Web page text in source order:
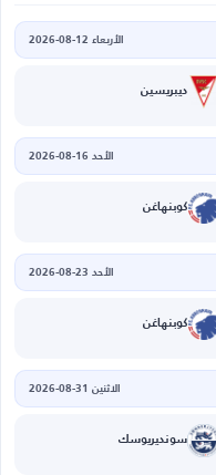
الأربعاء 12-08-2026
ديبريسين
الأحد 16-08-2026
كوبنهاغن
الأحد 23-08-2026
كوبنهاغن
الاثنين 31-08-2026
سونديريوسك